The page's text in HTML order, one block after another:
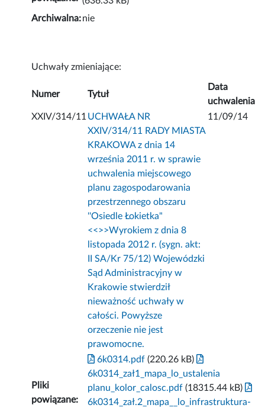
Archiwalna:nie
Uchwały zmieniające:
Numer Tytuł
Data
uchwalenia
XXIV/314/11 UCHWAŁA NR
XXIV/314/11 RADY MIASTA
KRAKOWA z dnia 14
września 2011 r. w sprawie
uchwalenia miejscowego
planu zagospodarowania
przestrzennego obszaru
''Osiedle Łokietka"
<<>>Wyrokiem z dnia 8
listopada 2012 r. (sygn. akt:
II SA/Kr 75/12) Wojewódzki
Sąd Administracyjny w
Krakowie stwierdził
nieważność uchwały w
całości. Powyższe
orzeczenie nie jest
prawomocne.
11/09/14
Pliki
powiązane:
6k0314.pdf (220.26 kB)
6k0314_zał1_mapa_lo_ustalenia
planu_kolor_calosc.pdf (18315.44 kB)
6k0314_zał.2_mapa__lo_infrastruktura-